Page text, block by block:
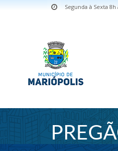
Segunda à Sexta 8h